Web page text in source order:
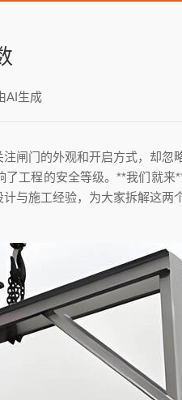
AI生成
闸门的外观和开启方式，却忽
了工程的安全等级。**我们就
与施工经验，为大家拆解这两